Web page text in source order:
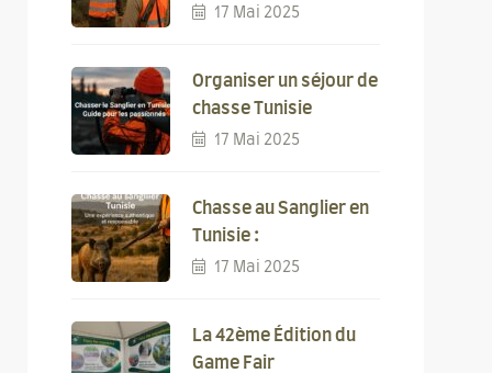
17 Mai 2025
Organiser un séjour de
chasse Tunisie
17 Mai 2025
Chasse au Sanglier en
Tunisie :
17 Mai 2025
La 42ème Édition du
Game Fair